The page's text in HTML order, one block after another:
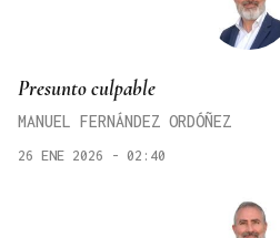
Presunto culpable
MANUEL FERNÁNDEZ ORDÓÑEZ
26 ENE 2026 - 02:40